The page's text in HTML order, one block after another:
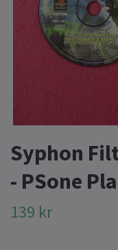
Syphon
- PSone
139 kr